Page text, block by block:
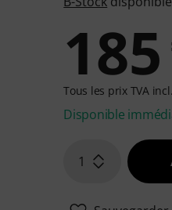
185
Tous les prix TVA
Disponible
1